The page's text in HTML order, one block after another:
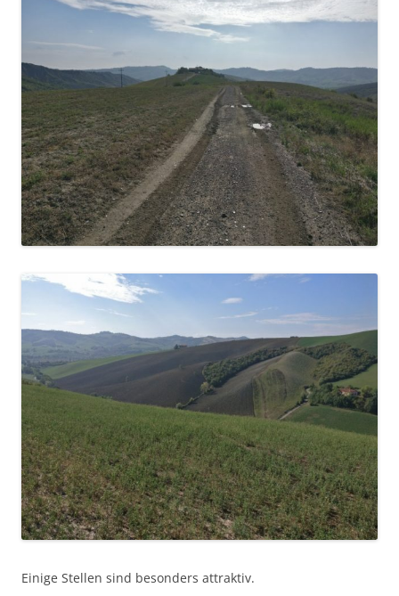
Einige Stellen sind besonders attraktiv.